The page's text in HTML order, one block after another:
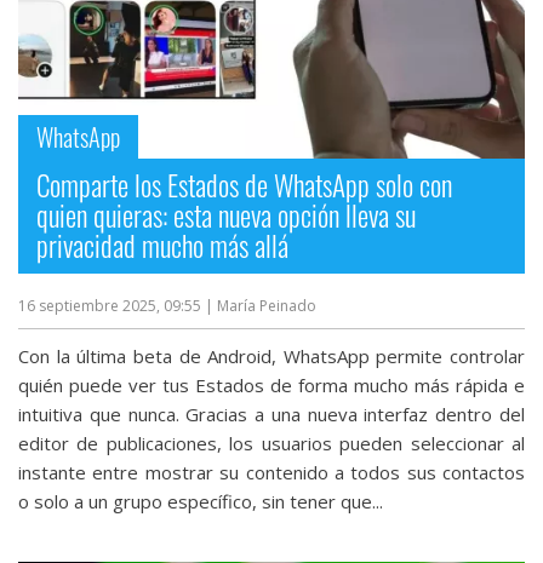
WhatsApp
Comparte los Estados de WhatsApp solo con
quien quieras: esta nueva opción lleva su
privacidad mucho más allá
16 septiembre 2025, 09:55 | María Peinado
Con la última beta de Android, WhatsApp permite controlar
quién puede ver tus Estados de forma mucho más rápida e
intuitiva que nunca. Gracias a una nueva interfaz dentro del
editor de publicaciones, los usuarios pueden seleccionar al
instante entre mostrar su contenido a todos sus contactos
o solo a un grupo específico, sin tener que...